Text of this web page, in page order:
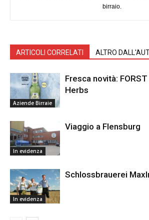
birraio.
ARTICOLI CORRELATI ALTRO
Aziende Birraie
Fresca novità:
Herbs
In evidenza
Viaggio a Flensburg
In evidenza
Schlossbrauerei